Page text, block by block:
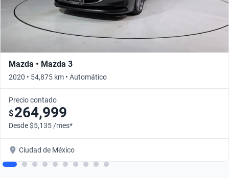
Mazda • Mazda 3
2020 • 54,875 km • Automático
Precio contado
$264,999
Desde $5,135 /mes*
Ciudad de México